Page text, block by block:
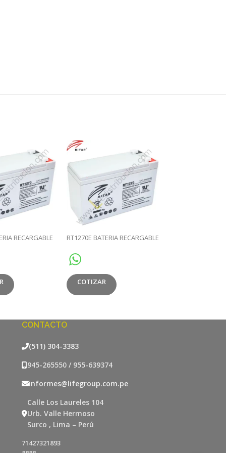
RECARGABLE RT1270E BATERIA RECARGABLE
COTIZAR
CONTACTO
(511) 304-3383
945-265550 / 955-639374
informes@lifegroup.com.pe
Calle Los Laureles 104
Urb. Valle Hermoso
Surco , Lima – Perú
71427321893